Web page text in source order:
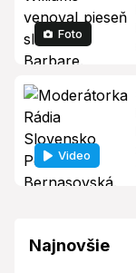
Foto
Video
Najnovšie